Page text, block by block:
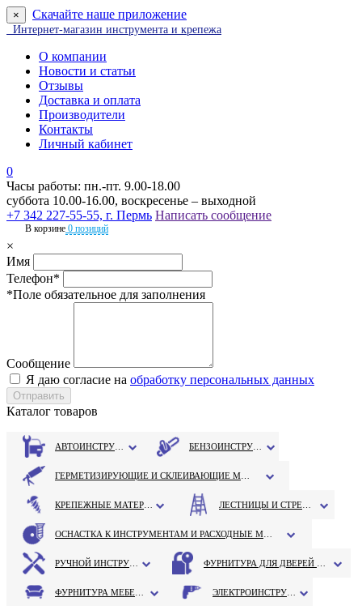
× Скачайте наше приложение
Интернет-магазин инструмента и крепежа
О компании
Новости и статьи
Отзывы
Доставка и оплата
Производители
Контакты
Личный кабинет
0
Часы работы: пн.-пт. 9.00-18.00
суббота 10.00-16.00, воскресенье – выходной
+7 342 227-55-55, г. Пермь Написать сообщение
В корзине 0 позиций
×
Имя
Телефон*
*Поле обязательное для заполнения
Сообщение
Я даю согласие на обработку персональных данных
Каталог товаров